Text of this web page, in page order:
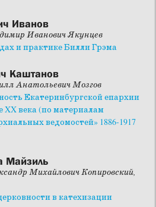
Иванов
Иванович Якунцев
и практике Билли Грэма
Каштанов
Анатольевич Мозгов
Екатеринбургской епархии
века (по материалам
ведомостей» 1886-1917
Майзиль
Михайлович Копировский,
в катехизации